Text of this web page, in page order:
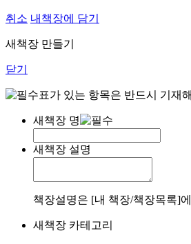
취소 내책장에 담기
새책장 만들기
닫기
표가 있는 항목은 반드시 기재
새책장 명
새책장 설명
책장설명은 [내 책장/책장목록]
새책장 카테고리